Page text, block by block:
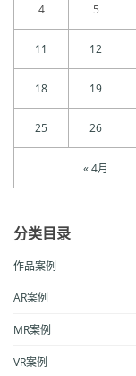
« 4月
4 5
11 12
18 19
25 26
分类目录
作品案例
AR案例
MR案例
VR案例